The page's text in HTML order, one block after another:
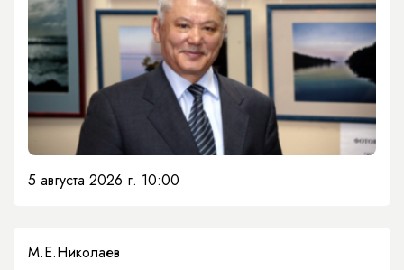
5 августа 2026 г. 10:00
М.Е.Николаев